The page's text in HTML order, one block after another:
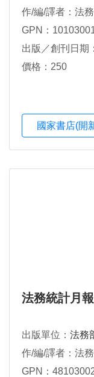
作/編/譯者：法
GPN：
出版／創刊日期
價格：250
國家書店(開
法務統計月報
出版單位： 法務
作/編/譯者：法
GPN：